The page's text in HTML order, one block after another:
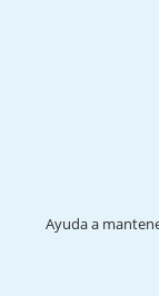
Ayuda a